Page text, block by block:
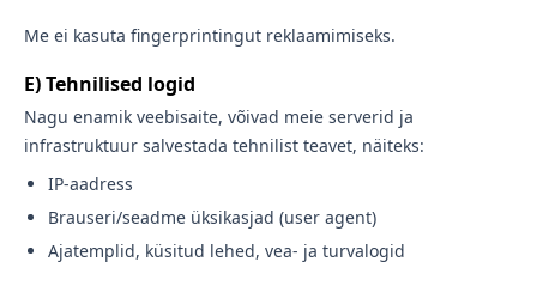
Me ei kasuta fingerprintingut reklaamimiseks.
E) Tehnilised logid
Nagu enamik veebisaite, võivad meie serverid ja
infrastruktuur salvestada tehnilist teavet, näiteks:
IP-aadress
Brauseri/seadme üksikasjad (user agent)
Ajatemplid, küsitud lehed, vea- ja turvalogid